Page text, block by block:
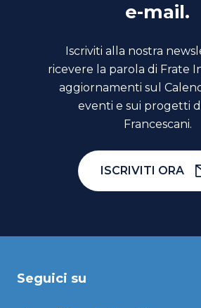
e-mail.
Iscriviti alla nostra
ricevere la parola di Frate
aggiornamenti sul
eventi e sui progetti
Francescani.
ISCRIVITI ORA
Seguici su